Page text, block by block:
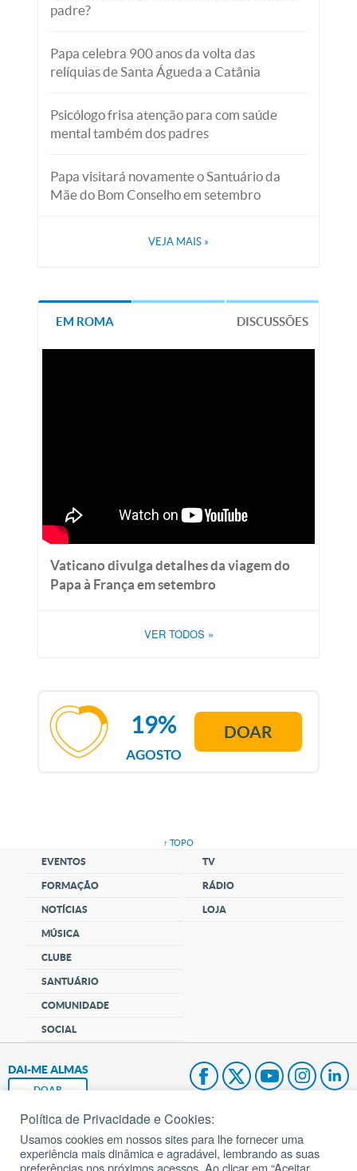
padre?
Papa celebra 900 anos da volta das
relíquias de Santa Águeda a Catânia
Psicólogo frisa atenção para com saúde
mental também dos padres
Papa visitará novamente o Santuário da
Mãe do Bom Conselho em setembro
VEJA MAIS »
EM ROMA DISCUSSÕES
Vaticano divulga detalhes da viagem do
Papa à França em setembro
VER TODOS »
AGOSTO
19% DOAR
↑ TOPO
EVENTOS
FORMAÇÃO
NOTÍCIAS
MÚSICA
CLUBE
SANTUÁRIO
COMUNIDADE
SOCIAL
TV
RÁDIO
LOJA
DAI-ME ALMAS
DOAR
Fundação João Paulo II
Pedido de Oração
Política de Privacidade e Cookies:
Usamos cookies em nossos sites para lhe fornecer uma
experiência mais dinâmica e agradável, lembrando as suas
preferências nos próximos acessos. Ao clicar em “Aceitar